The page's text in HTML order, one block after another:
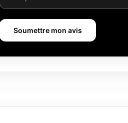
Soumettre mon avis